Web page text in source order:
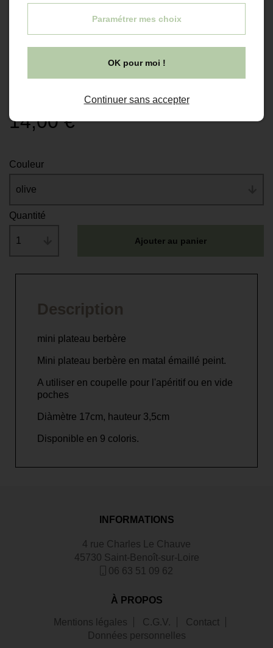
Promo
mini plateau berbère
14,00 €
Couleur
olive
Quantité
1 Ajouter au panier
Description
mini plateau berbère
Mini plateau berbère en matal émaillé peint.
A utiliser en coupelle pour l'apéritif ou en vide
poches
Diàmètre 17cm, hauteur 3,5cm
Disponible en 9 coloris.
INFORMATIONS
4 rue Charles Le Chauve
45730 Saint-Benoît-sur-Loire
06 63 51 09 62
À PROPOS
Mentions légales C.G.V.
Contact
Données personnelles
Paramétrer mes choix
OK pour moi !
Continuer sans accepter